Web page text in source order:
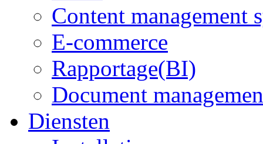
Content management
E-commerce
Rapportage(BI)
Document
Diensten